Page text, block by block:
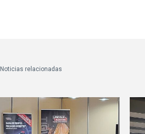
Noticias relacionadas